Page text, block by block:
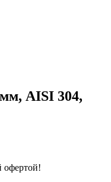
AISI 304,
офертой!